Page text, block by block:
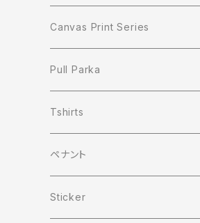
Canvas Print Series
Pull Parka
Tshirts
ペナント
Sticker